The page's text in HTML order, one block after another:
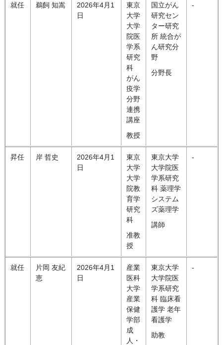
就任 鵜飼 知嵩
2026年4月1
日
東京
大学
大学
院医
学系
研究
科
がん
疫学
分野
連携
講座
教授
国立がん
研究セン
ター研究
所 統合が
ん研究分
野
分野長
-
昇任 岸 哲史
2026年4月1
日
東京
大学
大学
院教
育学
研究
科
准教
授
東京大学
大学院医
学系研究
科 薬理学
システム
ズ薬理学
講師
-
就任
片岡 友紀
恵
2026年4月1
日
産業
医科
大学
産業
保健
学部
成
人・
東京大学
大学院医
学系研究
科 臨床看
護学 老年
看護学
助教
-